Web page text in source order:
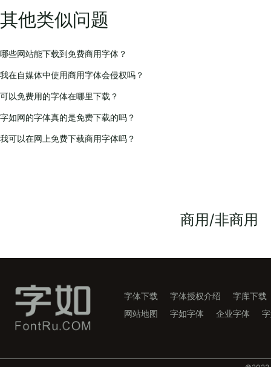
其他类似问题
哪些网站能下载到免费商用字体？
我在自媒体中使用商用字体会侵权吗？
可以免费用的字体在哪里下载？
字如网的字体真的是免费下载的吗？
我可以在网上免费下载商用字体吗？
商用/非商用
字体下载 字体授权介绍
字库下载
网站地图
字如字体 企业字体